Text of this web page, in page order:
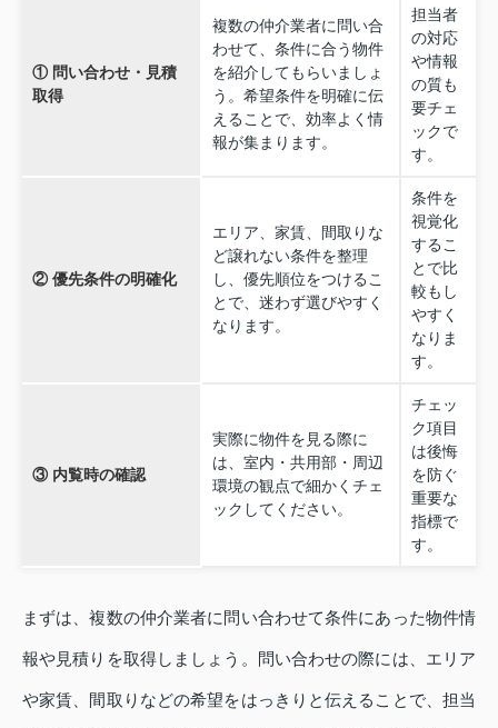
① 問い合わせ・見積
取得
複数の仲介業者に問い合
わせて、条件に合う物件
を紹介してもらいましょ
う。希望条件を明確に伝
えることで、効率よく情
報が集まります。
担当者
の対応
や情報
の質も
要チェ
ックで
す。
② 優先条件の明確化
エリア、家賃、間取りな
ど譲れない条件を整理
し、優先順位をつけるこ
とで、迷わず選びやすく
なります。
条件を
視覚化
するこ
とで比
較もし
やすく
なりま
す。
③ 内覧時の確認
実際に物件を見る際に
は、室内・共用部・周辺
環境の観点で細かくチェ
ックしてください。
チェッ
ク項目
は後悔
を防ぐ
重要な
指標で
す。
まずは、複数の仲介業者に問い合わせて条件にあった物件情
報や見積りを取得しましょう。問い合わせの際には、エリア
や家賃、間取りなどの希望をはっきりと伝えることで、担当